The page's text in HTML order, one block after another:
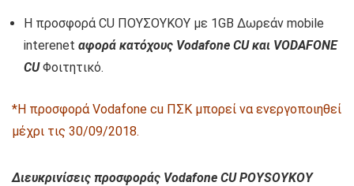
Η προσφορά CU ΠΟΥΣΟΥΚΟΥ με 1GB Δωρεάν mobile
interenet αφορά κατόχους Vodafone CU και VODAFONE
CUΦοιτητικό.
*Η προσφορά Vodafone cu ΠΣΚ μπορεί να ενεργοποιηθεί
μέχρι τις 30/09/2018.
Διευκρινίσεις προσφοράς Vodafone CU POYSOYKOY